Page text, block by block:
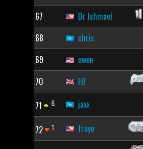
67
Dr Ishmael
68
chris
69
owen
70
FB
71 6 jaxx
72 1 froyo